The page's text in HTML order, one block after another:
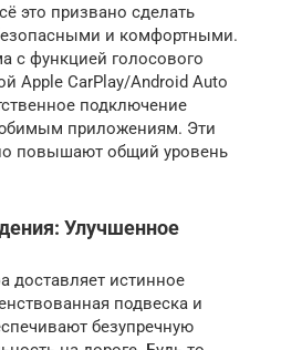
это призвано сделать
и комфортными.
с функцией голосового
Apple CarPlay/Android Auto
подключение
приложениям. Эти
повышают общий уровень
Улучшенное
доставляет истинное
подвеска и
безупречную